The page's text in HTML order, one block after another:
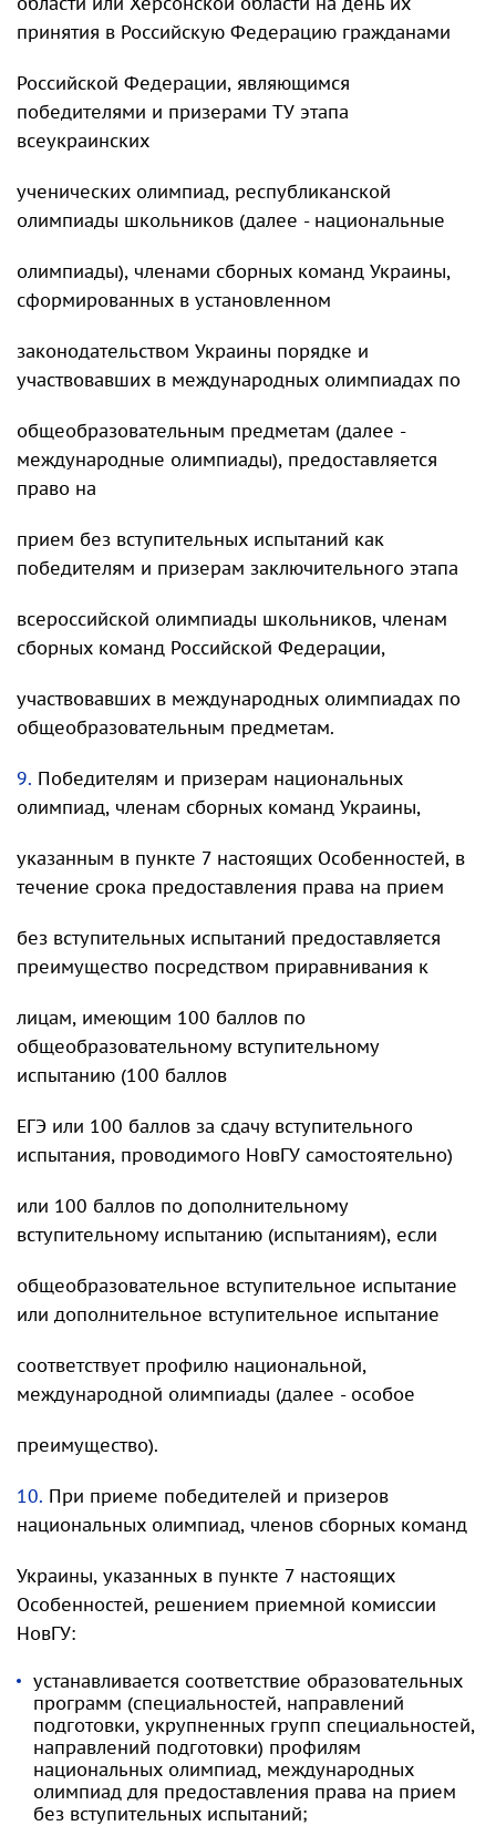
принятия в Российскую Федерацию гражданами
Российской Федерации, являющимся
победителями и призерами ТУ этапа
всеукраинских
ученических олимпиад, республиканской
олимпиады школьников (далее - национальные
олимпиады), членами сборных команд Украины,
сформированных в установленном
законодательством Украины порядке и
участвовавших в международных олимпиадах по
общеобразовательным предметам (далее -
международные олимпиады), предоставляется
право на
прием без вступительных испытаний как
победителям и призерам заключительного этапа
всероссийской олимпиады школьников, членам
сборных команд Российской Федерации,
участвовавших в международных олимпиадах по
общеобразовательным предметам.
9. Победителям и призерам национальных
олимпиад, членам сборных команд Украины,
указанным в пункте 7 настоящих Особенностей, в
течение срока предоставления права на прием
без вступительных испытаний предоставляется
преимущество посредством приравнивания к
лицам, имеющим 100 баллов по
общеобразовательному вступительному
испытанию (100 баллов
ЕГЭ или 100 баллов за сдачу вступительного
испытания, проводимого НовГУ самостоятельно)
или 100 баллов по дополнительному
вступительному испытанию (испытаниям), если
общеобразовательное вступительное испытание
или дополнительное вступительное испытание
соответствует профилю национальной,
международной олимпиады (далее - особое
преимущество).
10. При приеме победителей и призеров
национальных олимпиад, членов сборных команд
Украины, указанных в пункте 7 настоящих
Особенностей, решением приемной комиссии
НовГУ:
устанавливается соответствие образовательных
программ (специальностей, направлений
подготовки, укрупненных групп специальностей,
направлений подготовки) профилям
национальных олимпиад, международных
олимпиад для предоставления права на прием
без вступительных испытаний;